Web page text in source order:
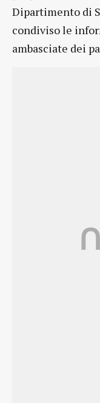
Dipartimento di
condiviso le
ambasciate dei